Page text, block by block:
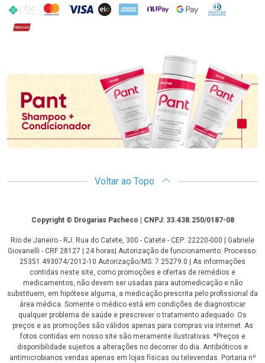
PIX MasterCard
VISA ELO AMEX NuPay Google PayDiners Club
Hipercard
Promoção em Destaque
Voltar ao Topo
CopyrightCopyright © Drogarias Pacheco | CNPJ: 33.438.250/0187-08
Rio de Janeiro - RJ: Rua do Catete, 300 - Catete - CEP: 22220-000 | Gabriele
Giovanelli - CRF 28127 | 24 horas| Autorização de funcionamento: Processo:
25351.493074/2012-10 Autorização/MS: 7.25279.0 | As informações
contidas neste site, como promoções e ofertas de remédios e
medicamentos, não devem ser usadas para automedicação e não
substituem, em hipótese alguma, a medicação prescrita pelo profissional da
área médica. Somente o médico está em condições de diagnosticar
qualquer problema de saúde e prescrever o tratamento adequado. Os
preços e as promoções são válidos apenas para compras via internet. As
fotos contidas em nosso site são meramente ilustrativas. *Preços e
disponibilidade sujeitos a alterações no decorrer do dia. Antibióticos e
antimicrobianos vendas apenas em lojas físicas ou televendas. Portaria nº